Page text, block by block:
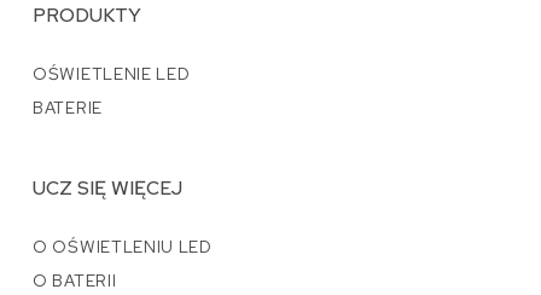
PRODUKTY
OŚWIETLENIE LED
BATERIE
UCZ SIĘ WIĘCEJ
O OŚWIETLENIU LED
O BATERII